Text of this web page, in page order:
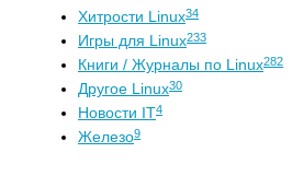
Хитрости Linux34
Игры для Linux233
Книги / Журналы по Linux282
Другое Linux30
Новости IT4
Железо9